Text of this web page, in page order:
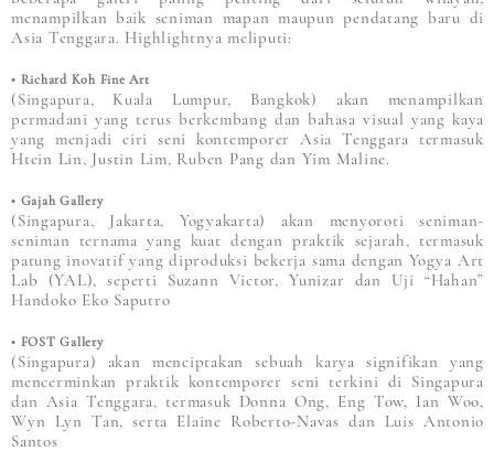
menampilkan baik seniman mapan maupun pendatang baru di
Asia Tenggara. Highlightnya meliputi:
• Richard Koh Fine Art
(Singapura, Kuala Lumpur, Bangkok) akan menampilkan
permadani yang terus berkembang dan bahasa visual yang kaya
yang menjadi ciri seni kontemporer Asia Tenggara termasuk
Htein Lin, Justin Lim, Ruben Pang dan Yim Maline.
• Gajah Gallery
(Singapura, Jakarta, Yogyakarta) akan menyoroti seniman-
seniman ternama yang kuat dengan praktik sejarah, termasuk
patung inovatif yang diproduksi bekerja sama dengan Yogya Art
Lab (YAL), seperti Suzann Victor, Yunizar dan Uji “Hahan”
Handoko Eko Saputro
• FOST Gallery
(Singapura) akan menciptakan sebuah karya signifikan yang
mencerminkan praktik kontemporer seni terkini di Singapura
dan Asia Tenggara, termasuk Donna Ong, Eng Tow, Ian Woo,
Wyn Lyn Tan, serta Elaine Roberto-Navas dan Luis Antonio
Santos